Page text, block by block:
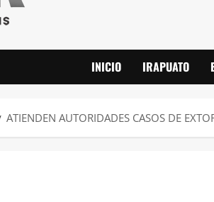
INICIO IRAPUATO
ATIENDEN AUTORIDADES CASOS DE